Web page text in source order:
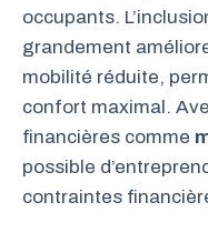
occupants.
grandement
mobilité réduite,
confort maximal.
financières comme
possible
contraintes